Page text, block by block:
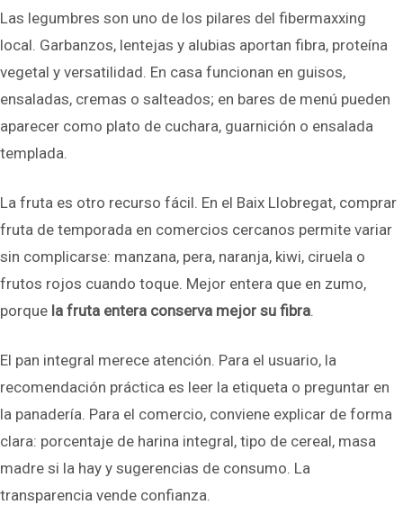
Las legumbres son uno de los pilares del fibermaxxing
local. Garbanzos, lentejas y alubias aportan fibra, proteína
vegetal y versatilidad. En casa funcionan en guisos,
ensaladas, cremas o salteados; en bares de menú pueden
aparecer como plato de cuchara, guarnición o ensalada
templada.
La fruta es otro recurso fácil. En el Baix Llobregat, comprar
fruta de temporada en comercios cercanos permite variar
sin complicarse: manzana, pera, naranja, kiwi, ciruela o
frutos rojos cuando toque. Mejor entera que en zumo,
porque la fruta entera conserva mejor su fibra.
El pan integral merece atención. Para el usuario, la
recomendación práctica es leer la etiqueta o preguntar en
la panadería. Para el comercio, conviene explicar de forma
clara: porcentaje de harina integral, tipo de cereal, masa
madre si la hay y sugerencias de consumo. La
transparencia vende confianza.